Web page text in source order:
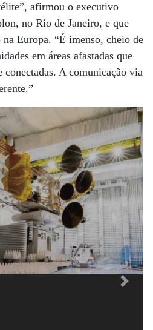
afirmou o executivo
no Rio de Janeiro, e que
na Europa. “É imenso, cheio de
em áreas afastadas que
conectadas. A comunicação via
Next